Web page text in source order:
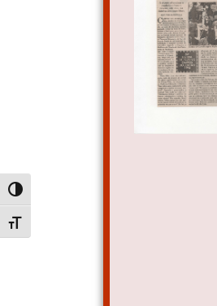
Alternar alto contraste
Alternar tamanho da fonte